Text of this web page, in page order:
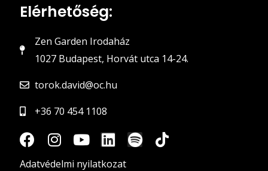
Elérhetőség:
Zen Garden Irodaház
1027 Budapest, Horvát utca 14-24.
torok.david@oc.hu
+36 70 454 1108
Adatvédelmi nyilatkozat